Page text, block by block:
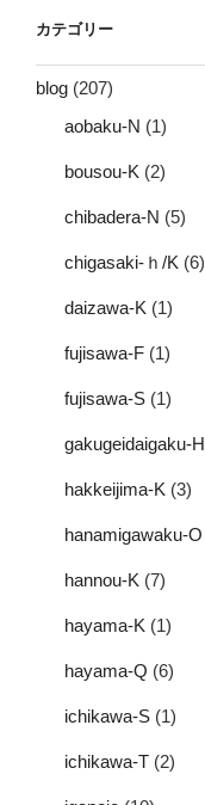
カテゴリー
blog (207)
aobaku-N (1)
bousou-K (2)
chibadera-N (5)
chigasaki-ｈ/K (6)
daizawa-K (1)
fujisawa-F (1)
fujisawa-S (1)
gakugeidaigaku-H
hakkeijima-K (3)
hanamigawaku-O
hannou-K (7)
hayama-K (1)
hayama-Q (6)
ichikawa-S (1)
ichikawa-T (2)